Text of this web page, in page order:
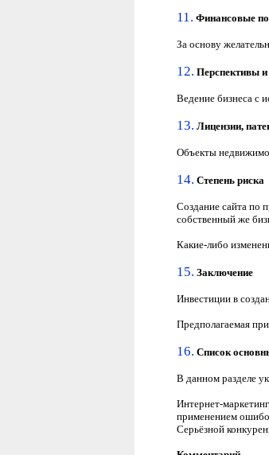
11. Финансовые
За основу
12. Перспективы
Ведение бизнеса с
13. Лицензии,
Объекты
14. Степень риска
Создание сайта по
собственный же
Какие-либо
15. Заключение
Инвестиции в
Предполагаемая
16. Список
В данном разделе
Интернет-
применением
Серьёзной